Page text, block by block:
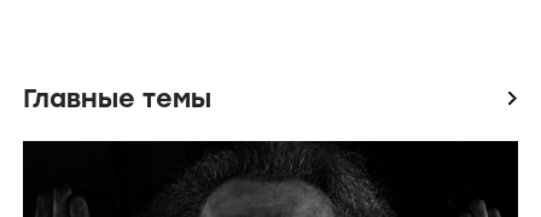
Главные темы icon